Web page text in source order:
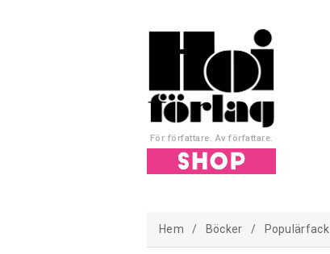
För författare. Av författare.
Hem / Böcker / Populärfack